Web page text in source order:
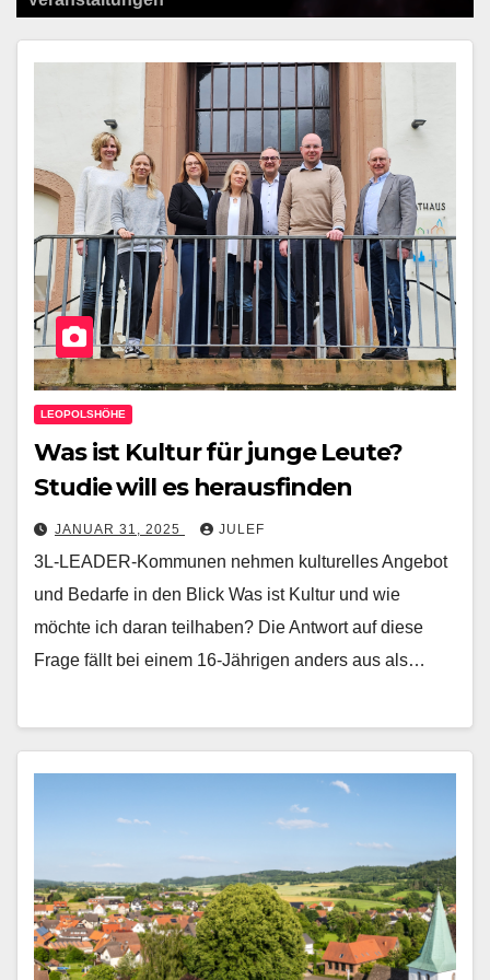
LEOPOLSHÖHE
Was ist Kultur für junge Leute?
Studie will es herausfinden
JANUAR 31, 2025 JULEF
3L-LEADER-Kommunen nehmen kulturelles Angebot
und Bedarfe in den Blick Was ist Kultur und wie
möchte ich daran teilhaben? Die Antwort auf diese
Frage fällt bei einem 16-Jährigen anders aus als…